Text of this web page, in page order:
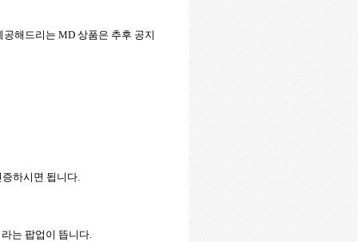
공해드리는 MD 상품은 추후 공지
하시면 됩니다.
라는 팝업이 뜹니다.